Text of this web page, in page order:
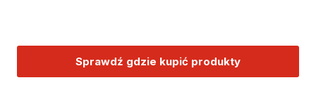
Sprawdź gdzie kupić produkty